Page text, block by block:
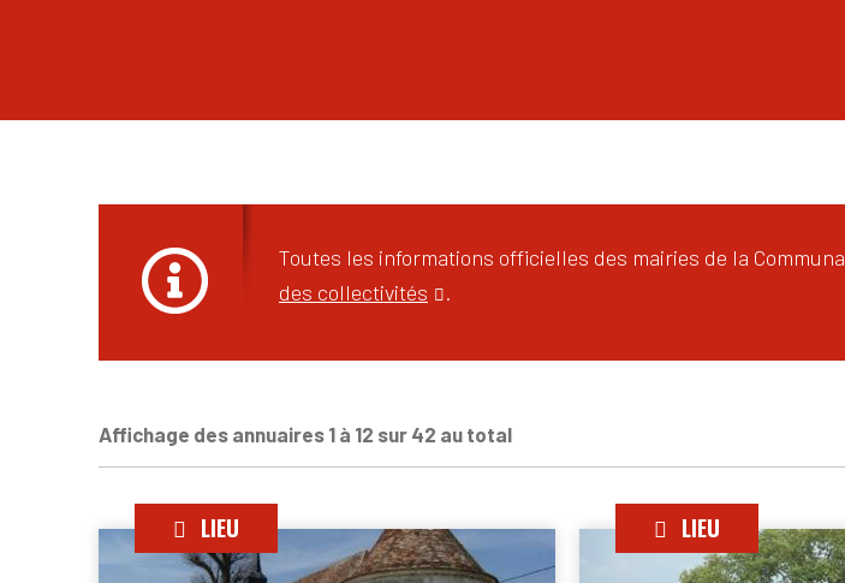
Toutes les informations officielles des mairies de la
des collectivités
.
Affichage des annuaires 1 à 12 sur 42 au total
LIEU LIEU